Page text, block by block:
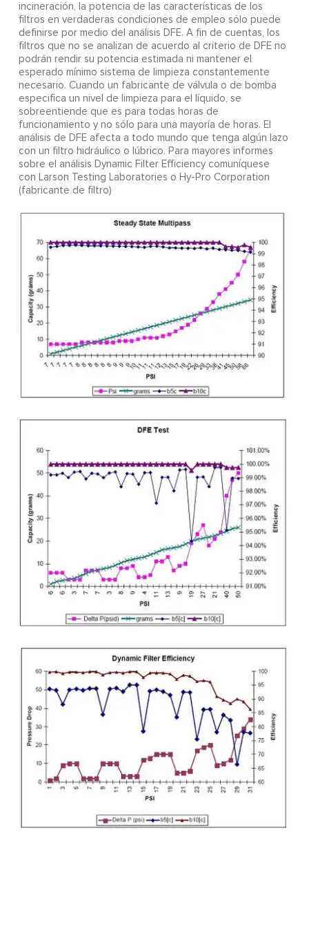
incineración, la potencia de las características de los
filtros en verdaderas condiciones de empleo sólo puede
definirse por medio del análisis DFE. A fin de cuentas, los
filtros que no se analizan de acuerdo al criterio de DFE no
podrán rendir su potencia estimada ni mantener el
esperado mínimo sistema de limpieza constantemente
necesario. Cuando un fabricante de válvula o de bomba
especifica un nivel de limpieza para el líquido, se
sobreentiende que es para todas horas de
funcionamiento y no sólo para una mayoría de horas. El
análisis de DFE afecta a todo mundo que tenga algún lazo
con un filtro hidráulico o lúbrico. Para mayores informes
sobre el análisis Dynamic Filter Efficiency comuníquese
con Larson Testing Laboratories o Hy-Pro Corporation
(fabricante de filtro)